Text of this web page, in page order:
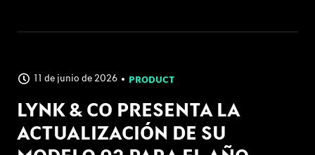
11 de junio de 2026 PRODUCT
LYNK & CO PRESENTA LA
ACTUALIZACIÓN DE SU